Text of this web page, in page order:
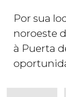
Por sua
noroeste
à Puerta